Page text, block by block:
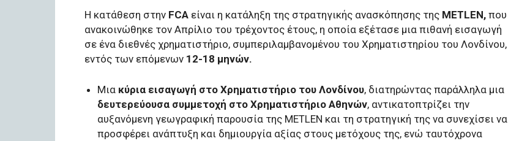
Η κατάθεση στην FCA είναι η κατάληξη της στρατηγικής ανασκόπησης της MΕTLEN, που
ανακοινώθηκε τον Απρίλιο του τρέχοντος έτους, η οποία εξέτασε μια πιθανή εισαγωγή
σε ένα διεθνές χρηματιστήριο, συμπεριλαμβανομένου του Χρηματιστηρίου του Λονδίνου,
εντός των επόμενων 12-18 μηνών.
Μια κύρια εισαγωγή στο Χρηματιστήριο του Λονδίνου, διατηρώντας παράλληλα μια
δευτερεύουσα συμμετοχή στο Χρηματιστήριο Αθηνών, αντικατοπτρίζει την
αυξανόμενη γεωγραφική παρουσία της MΕTLEN και τη στρατηγική της να συνεχίσει να
προσφέρει ανάπτυξη και δημιουργία αξίας στους μετόχους της, ενώ ταυτόχρονα